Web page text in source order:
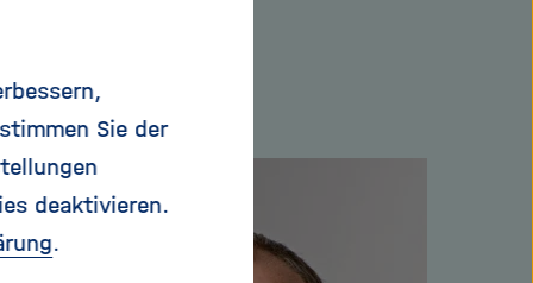
eher ungünstiger
so leicht eine
Sie der
deaktivieren.
.